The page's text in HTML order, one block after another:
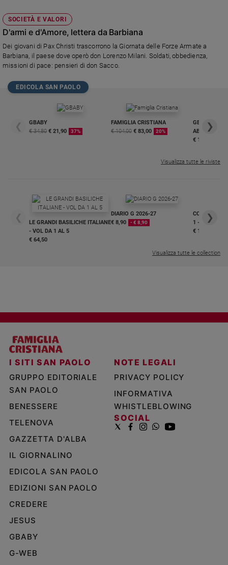
SOCIETÀ E VALORI
D'armi e d'Amore, lettera da Barbiana
Dei giovani di Pax Christi trascorrono la Giornata delle Forze Armate a
Barbiana, il paese dove operò don Lorenzo Milani. Soldati, obbedienza,
missioni di pace: pensieri di don Sacco.
EDICOLA SAN PAOLO
❮
GBABY
€ 34,80 € 21,90 37%
FAMIGLIA CRISTIANA
€ 104,00 € 83,00 20%
GBABY
€ 16,99
❯
Visualizza tutte le riviste
❮
LE GRANDI BASILICHE ITALIANE
- VOL DA 1 AL 5
€ 64,50
DIARIO G 2026-27
€ 8,90
- € 8,90
COLLANA
1 - 2
€ 18,50
❯
Visualizza tutte le collection
I SITI SAN PAOLO
GRUPPO EDITORIALE
SAN PAOLO
BENESSERE
TELENOVA
GAZZETTA D'ALBA
IL GIORNALINO
EDICOLA SAN PAOLO
EDIZIONI SAN PAOLO
CREDERE
JESUS
GBABY
G-WEB
NOTE LEGALI
PRIVACY POLICY
INFORMATIVA
WHISTLEBLOWING
SOCIAL